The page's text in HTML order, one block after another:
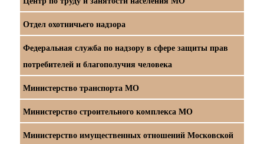
Отдел охотничьего надзора
Федеральная служба по надзору в сфере защиты прав
потребителей и благополучия человека
Министерство транспорта МО
Министерство строительного комплекса МО
Министерство имущественных отношений Московской